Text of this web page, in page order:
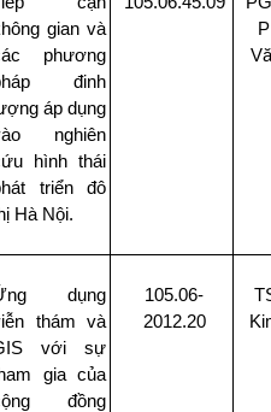
gian và
phương
đinh
áp dụng
nghiên
hình thái
triển đô
Hà Nội.
dụng
thám và
với sự
gia của
đồng
105.06-
2012.20